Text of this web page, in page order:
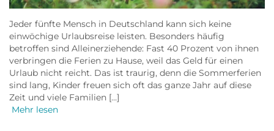
Jeder fünfte Mensch in Deutschland kann sich keine
einwöchige Urlaubsreise leisten. Besonders häufig
betroffen sind Alleinerziehende: Fast 40 Prozent von ihnen
verbringen die Ferien zu Hause, weil das Geld für einen
Urlaub nicht reicht. Das ist traurig, denn die Sommerferien
sind lang, Kinder freuen sich oft das ganze Jahr auf diese
Zeit und viele Familien […]
Mehr lesen